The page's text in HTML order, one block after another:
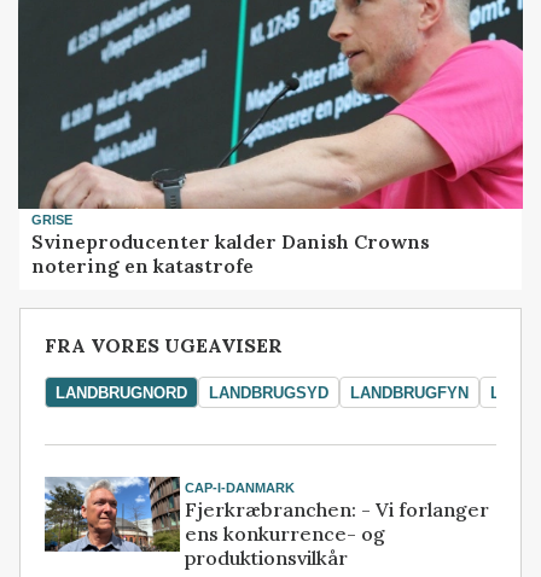
GRISE
Svineproducenter kalder Danish Crowns
notering en katastrofe
FRA VORES UGEAVISER
LANDBRUGNORD LANDBRUGSYD LANDBRUGFYN
CAP-I-DANMARK
Fjerkræbranchen: - Vi forlanger
ens konkurrence- og
produktionsvilkår